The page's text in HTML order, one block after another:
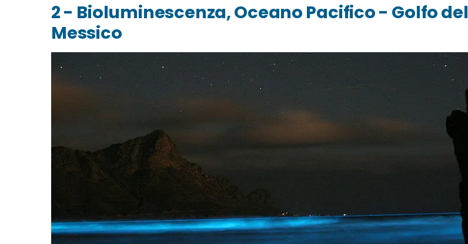
2 - Bioluminescenza, Oceano Pacifico - Golfo del
Messico